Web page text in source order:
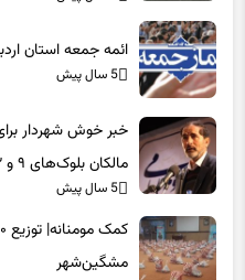
5 سال پیش
می‌رسد
5 سال پیش
مشگین‌شهر
5 سال پیش